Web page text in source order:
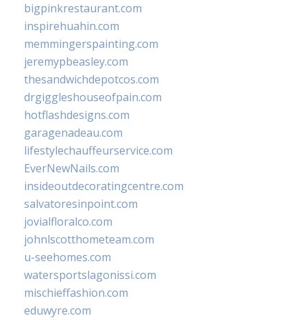
bigpinkrestaurant.com
inspirehuahin.com
memmingerspainting.com
jeremypbeasley.com
thesandwichdepotcos.com
drgiggleshouseofpain.com
hotflashdesigns.com
garagenadeau.com
lifestylechauffeurservice.com
EverNewNails.com
insideoutdecoratingcentre.com
salvatoresinpoint.com
jovialfloralco.com
johnlscotthometeam.com
u-seehomes.com
watersportslagonissi.com
mischieffashion.com
eduwyre.com